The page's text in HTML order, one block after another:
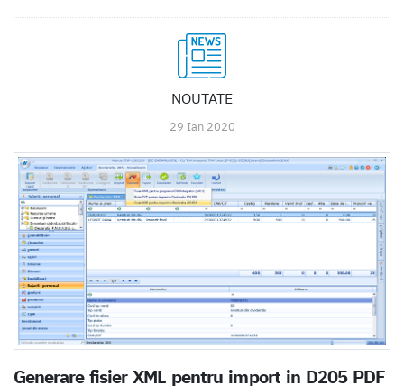
NOUTATE
29 Ian 2020
Generare fisier XML pentru import in D205 PDF